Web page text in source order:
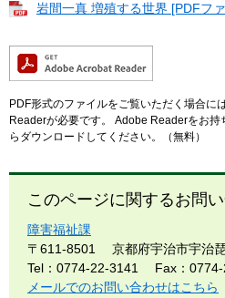
岩間一真 増殖する世界 [PDFフ
PDF形式のファイルをご覧いただく場合に
Readerが必要です。
Adobe Readerをお持
らダウンロードしてください。（無料）
このページに関するお問
障害福祉課
〒611-8501
京都府宇治市宇治
Tel：0774-22-3141
Fax：
メールでのお問い合わせはこちら